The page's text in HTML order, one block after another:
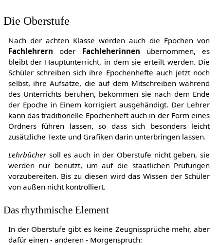
Die Oberstufe
Nach der achten Klasse werden auch die Epochen von
Fachlehrern oder Fachleherinnen übernommen, es
bleibt der Hauptunterricht, in dem sie erteilt werden. Die
Schüler schreiben sich ihre Epochenhefte auch jetzt noch
selbst, ihre Aufsätze, die auf dem Mitschreiben während
des Unterrichts beruhen, bekommen sie nach dem Ende
der Epoche in Einem korrigiert ausgehändigt. Der Lehrer
kann das traditionelle Epochenheft auch in der Form eines
Ordners führen lassen, so dass sich besonders leicht
zusätzliche Texte und Grafiken darin unterbringen lassen.
Lehrbüchersoll es auch in der Oberstufe nicht geben, sie
werden nur benutzt, um auf die staatlichen Prüfungen
vorzubereiten. Bis zu diesen wird das Wissen der Schüler
von außen nicht kontrolliert.
Das rhythmische Element
In der Oberstufe gibt es keine Zeugnissprüche mehr, aber
dafür einen - anderen - Morgenspruch: